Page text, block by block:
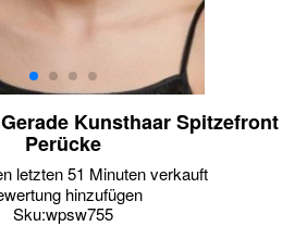
Kunsthaar Spitzefront
Perücke
letzten 51 Minuten verkauft
hinzufügen
Sku:wpsw755